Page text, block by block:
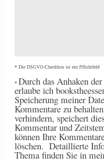
* Die DSGVO-Checkbox ist ein Pflichtfeld
* Durch das Anhaken
erlaube ich
Speicherung meiner
Kommentare zu
verhindern, speichert
Kommentar und
können Ihre
löschen. Detaillierte
Thema finden Sie in